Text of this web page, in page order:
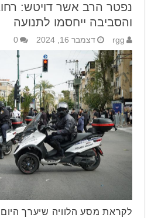
נפטר הרב אשר דויטש:
והסביבה ייחסמו לתנועה
rgg דצמבר 16, 2024 0
לקראת מסע הלוויה שיערך